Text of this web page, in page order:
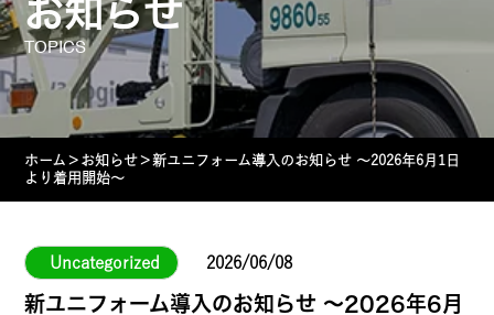
お知らせ
TOPICS
ホーム ＞ お知らせ＞新ユニフォーム導入のお知らせ ～2026年6月1日
より着用開始～
Uncategorized 2026/06/08
新ユニフォーム導入のお知らせ ～2026年6月